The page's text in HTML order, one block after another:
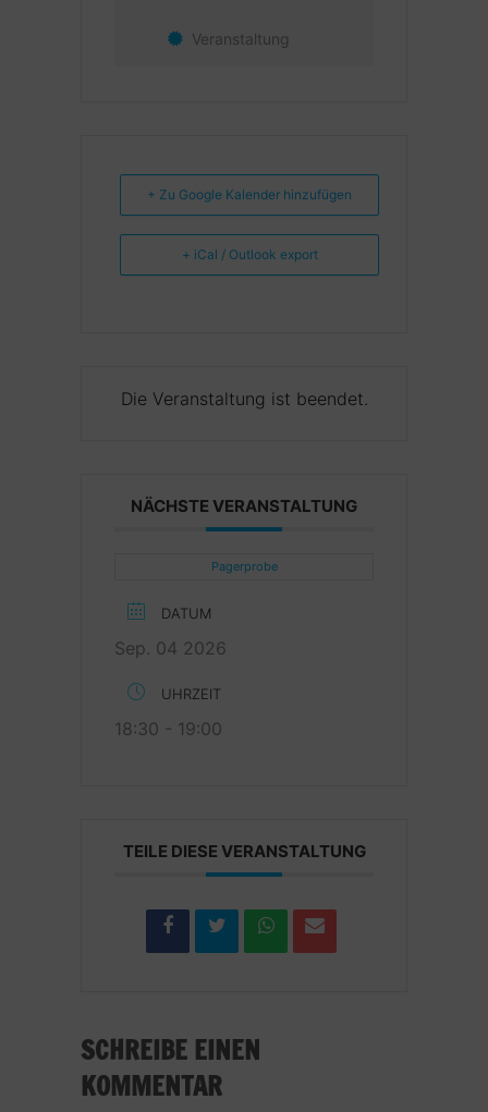
Veranstaltung
+ Zu Google Kalender hinzufügen
+ iCal / Outlook export
Die Veranstaltung ist beendet.
NÄCHSTE VERANSTALTUNG
Pagerprobe
DATUM
Sep. 04 2026
UHRZEIT
18:30 - 19:00
TEILE DIESE VERANSTALTUNG
SCHREIBE EINEN
KOMMENTAR